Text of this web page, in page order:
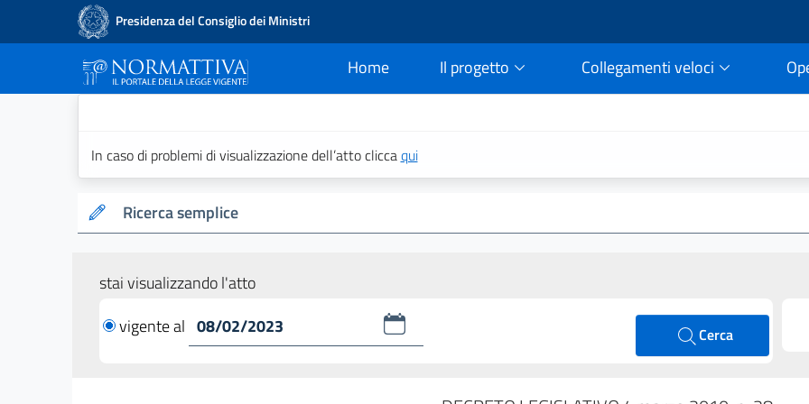
Presidenza del Consiglio dei Ministri
Home
current Il progetto Collegamenti veloci
In caso di problemi di visualizzazione dell’atto cliccaqui
Ricerca semplice
stai visualizzando l'atto
vigente al
Cerca